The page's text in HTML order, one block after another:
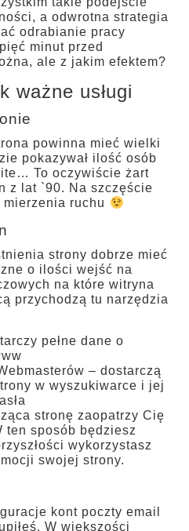
a odwrotna strategia
odrabianie pracy
minut przed
ale z jakim efektem?
ważne usługi
powinna mieć wielki
pokazywał ilość osób
To oczywiście żart
z lat `90. Na szczęście
ruchu
strony dobrze mieć
o ilości wejść na
na które witryna
przychodzą tu narzędzia
pełne dane o
– dostarczą
w wyszukiwarce i jej
stronę zaopatrzy Cię
ten sposób będziesz
wykorzystasz
swojej strony.
kont poczty email
W większości